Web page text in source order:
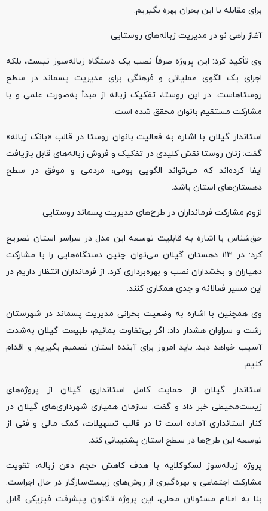
برای مقابله با این بحران بهره بگیریم.
آغاز راهی نو در مدیریت زباله‌های روستایی
وی تأکید کرد: این پروژه صرفاً نصب یک دستگاه زباله‌سوز نیست، بلکه
اجرای یک الگوی عملیاتی و فرهنگی برای مدیریت پسماند در سطح
روستاهاست. در این روستا، تفکیک زباله از مبدأ به‌صورت علمی و با
مشارکت مستقیم بانوان محقق شده است.
استاندار گیلان با اشاره به فعالیت بانوان روستا در قالب «بانک زباله»
گفت: زنان روستا نقش کلیدی در تفکیک و فروش زباله‌های قابل بازیافت
ایفا کرده‌اند که می‌تواند الگویی بومی، مردمی و موفق در سطح
دهستان‌های استان باشد.
لزوم مشارکت فرمانداران در طرح‌های مدیریت پسماند روستایی
حق‌شناس با اشاره به قابلیت توسعه این مدل در سراسر استان تصریح
کرد: در ۱۱۳ دهستان گیلان می‌توان چنین دستگاه‌هایی را با مشارکت
دهیاران و بخشداران نصب و بهره‌برداری کرد. از فرمانداران انتظار داریم در
این مسیر فعالانه و جدی همکاری کنند.
وی همچنین با اشاره به وضعیت بحرانی مدیریت پسماند در شهرستان
رشت و سراوان هشدار داد: اگر بی‌تفاوت بمانیم، طبیعت گیلان به‌شدت
آسیب خواهد دید. باید امروز برای آینده استان تصمیم بگیریم و اقدام
کنیم.
استاندار گیلان از حمایت کامل استانداری گیلان از پروژه‌های
زیست‌محیطی خبر داد و گفت: سازمان همیاری شهرداری‌های گیلان در
کنار استانداری آماده است تا در قالب تسهیلات، کمک مالی و فنی از
توسعه این طرح‌ها در سطح استان پشتیبانی کند.
پروژه زباله‌سوز لسکوکلایه با هدف کاهش حجم دفن زباله، تقویت
مشارکت اجتماعی و بهره‌گیری از روش‌های زیست‌سازگار در حال اجراست.
بنا به اعلام مسئولان محلی، این پروژه تاکنون پیشرفت فیزیکی قابل